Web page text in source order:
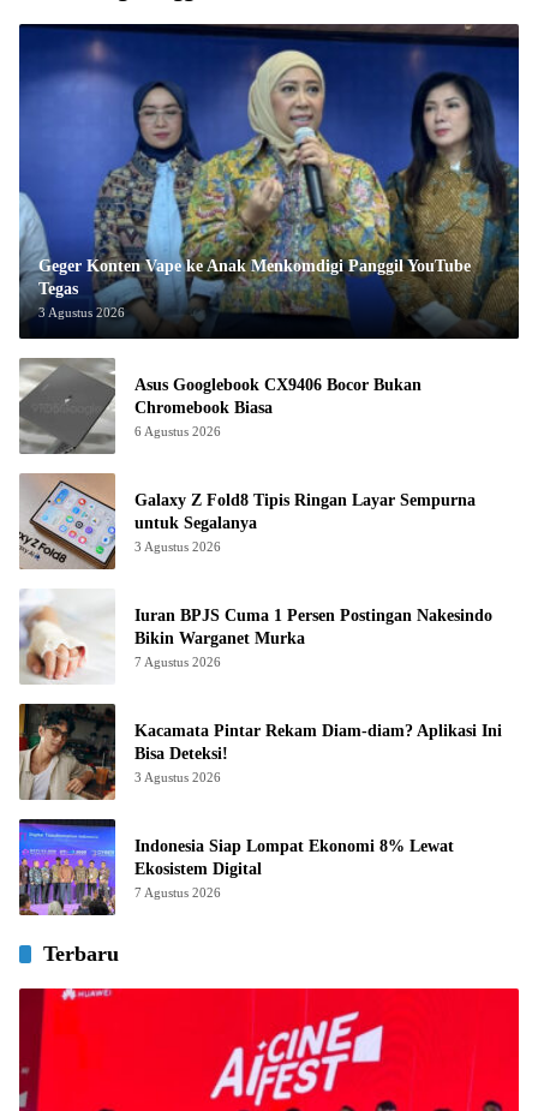
Geger Konten Vape ke Anak Menkomdigi Panggil YouTube
Tegas
3 Agustus 2026
Asus Googlebook CX9406 Bocor Bukan
Chromebook Biasa
6 Agustus 2026
Galaxy Z Fold8 Tipis Ringan Layar Sempurna
untuk Segalanya
3 Agustus 2026
Iuran BPJS Cuma 1 Persen Postingan Nakesindo
Bikin Warganet Murka
7 Agustus 2026
Kacamata Pintar Rekam Diam-diam? Aplikasi Ini
Bisa Deteksi!
3 Agustus 2026
Indonesia Siap Lompat Ekonomi 8% Lewat
Ekosistem Digital
7 Agustus 2026
Terbaru